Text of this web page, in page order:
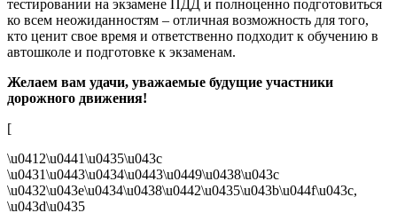
тестировании на экзамене ПДД и полноценно подготовиться
ко всем неожиданностям – отличная возможность для того,
кто ценит свое время и ответственно подходит к обучению в
автошколе и подготовке к экзаменам.
Желаем вам удачи, уважаемые будущие участники
дорожного движения!
[
\u0412\u0441\u0435\u043c
\u0431\u0443\u0434\u0443\u0449\u0438\u043c
\u0432\u043e\u0434\u0438\u0442\u0435\u043b\u044f\u043c,
\u043d\u0435